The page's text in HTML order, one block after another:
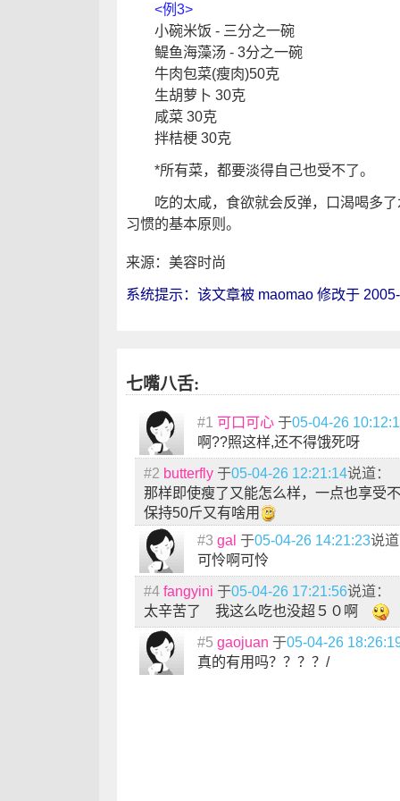
<例3>
小碗米饭 - 三分之一碗
鳀鱼海藻汤 - 3分之一碗
牛肉包菜(瘦肉)50克
生胡萝卜 30克
咸菜 30克
拌桔梗 30克
*所有菜，都要淡得自己也受不了。
吃的太咸，食欲就会反弹，口渴喝多了
习惯的基本原则。
来源：美容时尚
系统提示：该文章被 maomao 修改于
七嘴八舌:
#1 可口可心 于05-04-26
啊??照这样,还不得饿死呀
#2 butterfly 于05-04-26 12:21:14说道：
那样即使瘦了又能怎么样，一点也享受
保持50斤又有啥用
#3 gal 于05-04-26 14:21:23说
可怜啊可怜
#4 fangyini 于05-04-26 17:21:56说道：
太辛苦了 我这么吃也没超５０啊
#5 gaojuan 于05-04-26
真的有用吗？？？？/